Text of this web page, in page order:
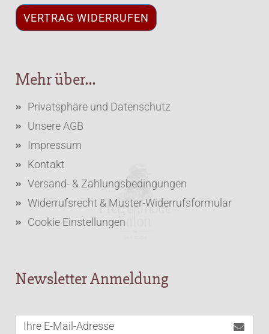
VERTRAG WIDERRUFEN
Mehr über...
Privatsphäre und Datenschutz
Unsere AGB
Impressum
Kontakt
Versand- & Zahlungsbedingungen
Widerrufsrecht & Muster-Widerrufsformular
Cookie Einstellungen
Newsletter Anmeldung